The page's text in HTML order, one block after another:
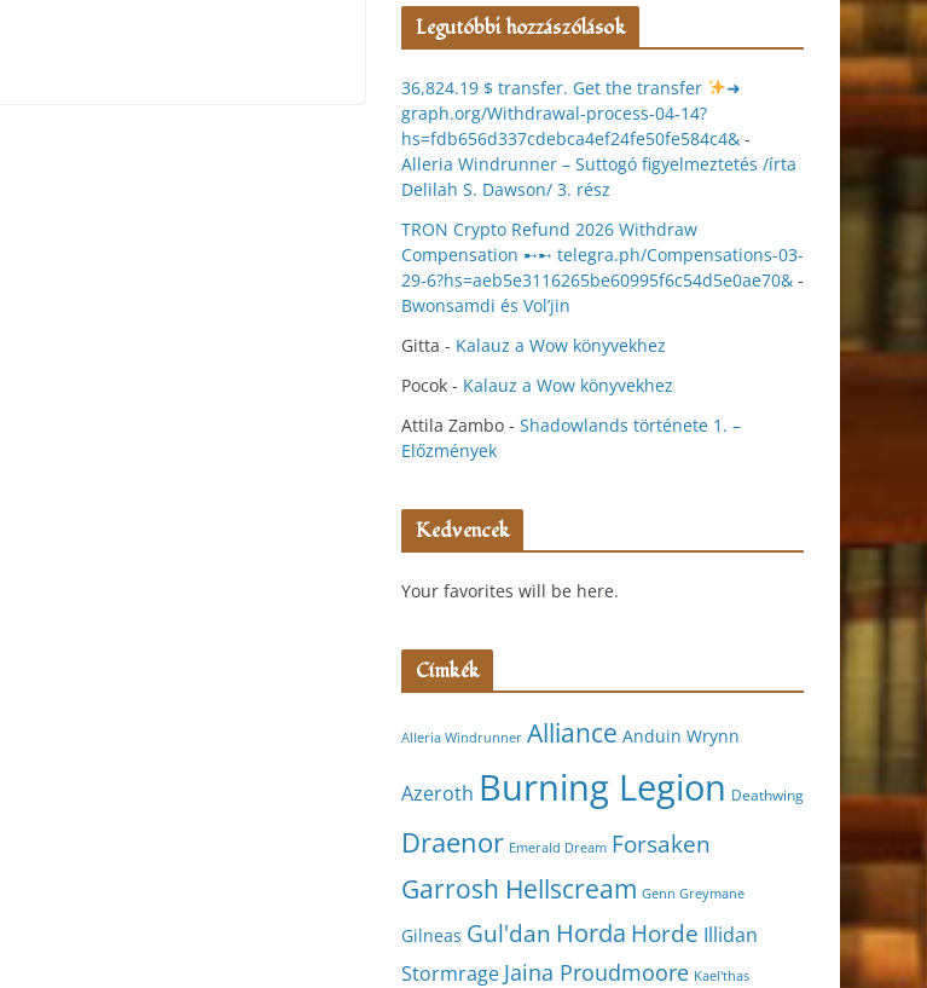
Legutóbbi hozzászólások
36,824.19 $ transfer. Get the transfer
➜
graph.org/Withdrawal-process-04-14?
hs=fdb656d337cdebca4ef24fe50fe584c4& -
Alleria Windrunner – Suttogó figyelmeztetés /írta
Delilah S. Dawson/ 3. rész
TRON Crypto Refund 2026 Withdraw
Compensation ➸➸ telegra.ph/Compensations-03-
29-6?hs=aeb5e3116265be60995f6c54d5e0ae70& -
Bwonsamdi és Vol’jin
Gitta - Kalauz a Wow könyvekhez
Pocok - Kalauz a Wow könyvekhez
Attila Zambo - Shadowlands története 1. –
Előzmények
Kedvencek
Your favorites will be here.
Címkék
Alleria Windrunner Alliance Anduin Wrynn
Azeroth Burning Legion Deathwing
Draenor Emerald Dream Forsaken
Garrosh Hellscream Genn Greymane
Gilneas Gul'dan Horda Horde Illidan
Stormrage Jaina Proudmoore Kael'thas